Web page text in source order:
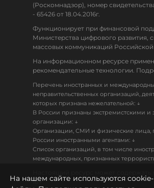
(Роскомнадзор), номер
- 65426 от 18.04.2016г.
Функционирует при финансовой
Министерства цифрового развития,
массовых коммуникаций
На информационном ресурсе
рекомендательные технологии.
Перечень иностранных и
неправительственных организаций,
которых признана нежелательной: ↓
В России признаны экстремистскими и
организации: ↓
Организации, СМИ и физические лица,
России иностранными агентами: ↓
Список организаций, в том числе
международных, признанных
18+
На нашем сайте используются cookie-